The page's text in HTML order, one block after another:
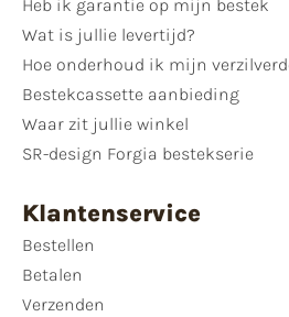
Heb ik garantie op mijn bestek
Wat is jullie levertijd?
Hoe onderhoud ik mijn
Bestekcassette aanbieding
Waar zit jullie winkel
SR-design Forgia bestekserie
Klantenservice
Bestellen
Betalen
Verzenden